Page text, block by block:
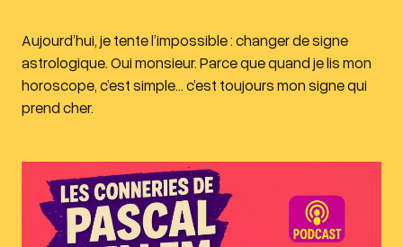
Aujourd’hui, je tente l’impossible : changer de signe
astrologique. Oui monsieur. Parce que quand je lis mon
horoscope, c’est simple… c’est toujours mon signe qui
prend cher.